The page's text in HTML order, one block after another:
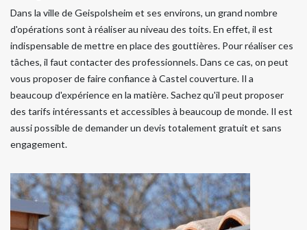
Dans la ville de Geispolsheim et ses environs, un grand nombre
d'opérations sont à réaliser au niveau des toits. En effet, il est
indispensable de mettre en place des gouttières. Pour réaliser ces
tâches, il faut contacter des professionnels. Dans ce cas, on peut
vous proposer de faire confiance à Castel couverture. Il a
beaucoup d'expérience en la matière. Sachez qu'il peut proposer
des tarifs intéressants et accessibles à beaucoup de monde. Il est
aussi possible de demander un devis totalement gratuit et sans
engagement.